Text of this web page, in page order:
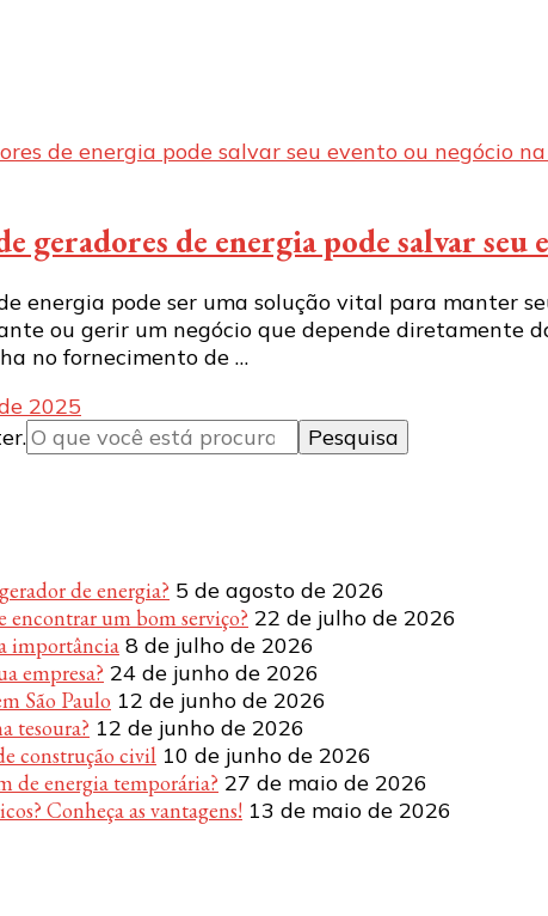
geradores de energia pode salvar seu
energia pode ser uma solução vital para manter
ou gerir um negócio que depende diretamente
no fornecimento de …
2025
de energia? 5 de agosto de 2026
encontrar um bom serviço? 22 de julho de 2026
importância 8 de julho de 2026
empresa? 24 de junho de 2026
São Paulo 12 de junho de 2026
tesoura? 12 de junho de 2026
construção civil 10 de junho de 2026
de energia temporária? 27 de maio de 2026
Conheça as vantagens! 13 de maio de 2026